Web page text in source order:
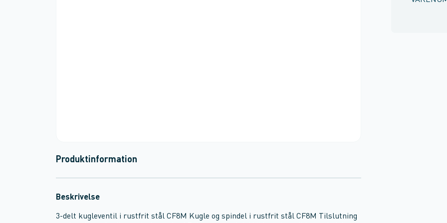
Produktinformation
Beskrivelse
3-delt kugleventil i rustfrit stål CF8M Kugle og spindel i rustfrit stål CF8M Tilslutning